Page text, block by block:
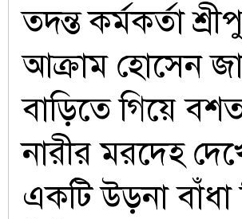
তদন্ত কর্মকর্তা
আক্রাম হোসেন
বাড়িতে গিয়ে
নারীর মরদেহ
একটি উড়না